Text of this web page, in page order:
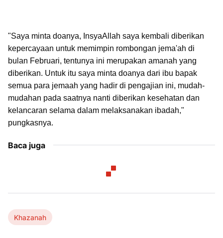
"Saya minta doanya, InsyaAllah saya kembali diberikan
kepercayaan untuk memimpin rombongan jema'ah di
bulan Februari, tentunya ini merupakan amanah yang
diberikan. Untuk itu saya minta doanya dari ibu bapak
semua para jemaah yang hadir di pengajian ini, mudah-
mudahan pada saatnya nanti diberikan kesehatan dan
kelancaran selama dalam melaksanakan ibadah,"
pungkasnya.
Baca juga
Khazanah